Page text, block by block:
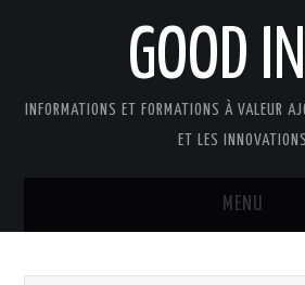
GOOD
INFORMATIONS ET FORMATIONS À VALEUR
ET LES INNOVATIONS
MENU